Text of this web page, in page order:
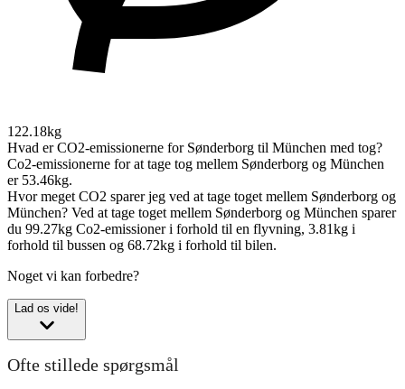
122.18kg
Hvad er CO2-emissionerne for Sønderborg til München med tog?
Co2-emissionerne for at tage tog mellem Sønderborg og München
er 53.46kg.
Hvor meget CO2 sparer jeg ved at tage toget mellem Sønderborg og
München? Ved at tage toget mellem Sønderborg og München sparer
du 99.27kg Co2-emissioner i forhold til en flyvning, 3.81kg i
forhold til bussen og 68.72kg i forhold til bilen.
Noget vi kan forbedre?
Lad os vide!
Ofte stillede spørgsmål